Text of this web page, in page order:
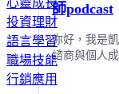
心靈成長
投資理財
語言學習
職場技能
行銷應用
師podcast
你好，我是
諮商與個人
心理學、超
鬱症、工作